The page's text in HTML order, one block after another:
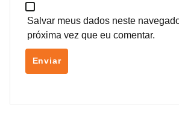
Salvar meus dados neste
próxima vez que eu comentar.